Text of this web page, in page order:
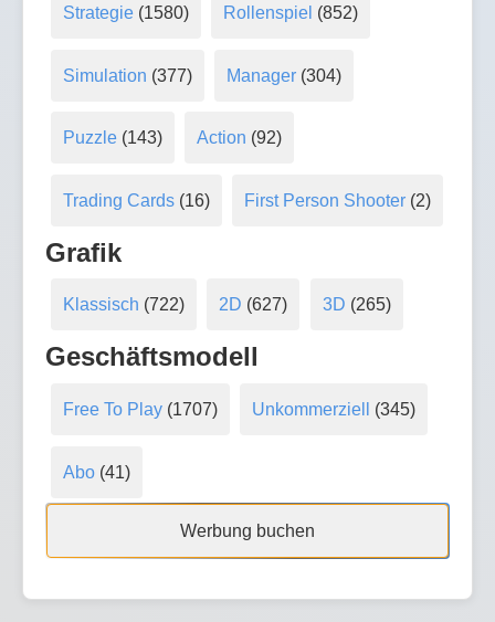
Strategie(1580) Rollenspiel (852)
Simulation (377) Manager (304)
Puzzle(143) Action (92)
Trading Cards(16) First Person Shooter (2)
Grafik
Klassisch (722) 2D (627) 3D (265)
Geschäftsmodell
Free To Play(1707) Unkommerziell (345)
Abo(41)
Werbung buchen